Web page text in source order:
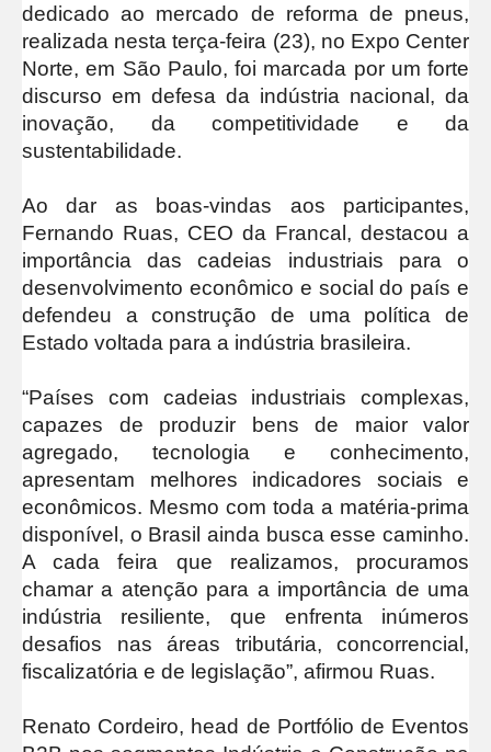
dedicado ao mercado de reforma de pneus,
realizada nesta terça-feira (23), no Expo Center
Norte, em São Paulo, foi marcada por um forte
discurso em defesa da indústria nacional, da
inovação, da competitividade e da
sustentabilidade.
Ao dar as boas-vindas aos participantes,
Fernando Ruas, CEO da Francal, destacou a
importância das cadeias industriais para o
desenvolvimento econômico e social do país e
defendeu a construção de uma política de
Estado voltada para a indústria brasileira.
“Países com cadeias industriais complexas,
capazes de produzir bens de maior valor
agregado, tecnologia e conhecimento,
apresentam melhores indicadores sociais e
econômicos. Mesmo com toda a matéria-prima
disponível, o Brasil ainda busca esse caminho.
A cada feira que realizamos, procuramos
chamar a atenção para a importância de uma
indústria resiliente, que enfrenta inúmeros
desafios nas áreas tributária, concorrencial,
fiscalizatória e de legislação”, afirmou Ruas.
Renato Cordeiro, head de Portfólio de Eventos